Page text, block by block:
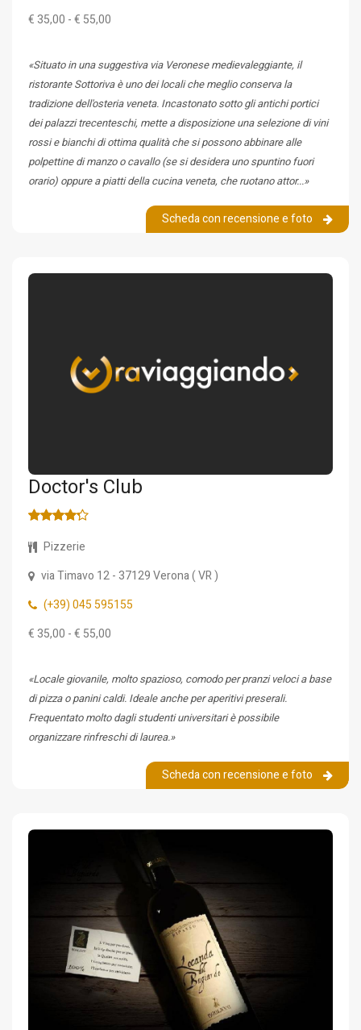
€ 35,00 - € 55,00
«Situato in una suggestiva via Veronese medievaleggiante, il
ristorante Sottoriva è uno dei locali che meglio conserva la
tradizione dell'osteria veneta. Incastonato sotto gli antichi portici
dei palazzi trecenteschi, mette a disposizione una selezione di vini
rossi e bianchi di ottima qualità che si possono abbinare alle
polpettine di manzo o cavallo (se si desidera uno spuntino fuori
orario) oppure a piatti della cucina veneta, che ruotano attor...»
Scheda con recensione e foto
Doctor's Club
Pizzerie
via Timavo 12- 37129Verona(VR)
(+39) 045 595155
€ 35,00 - € 55,00
«Locale giovanile, molto spazioso, comodo per pranzi veloci a base
di pizza o panini caldi. Ideale anche per aperitivi preserali.
Frequentato molto dagli studenti universitari è possibile
organizzare rinfreschi di laurea.»
Scheda con recensione e foto